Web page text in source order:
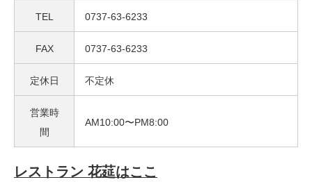
TEL 0737-63-6233
FAX 0737-63-6233
定休日 不定休
営業時
間
AM10:00〜PM8:00
レストラン 花莚はここ